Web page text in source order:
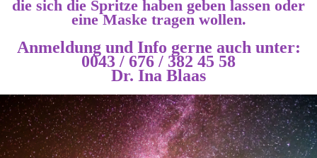
die sich die Spritze haben geben lassen oder
eine Maske tragen wollen.
Anmeldung und Info gerne auch unter:
0043 / 676 / 382 45 58
Dr. Ina Blaas